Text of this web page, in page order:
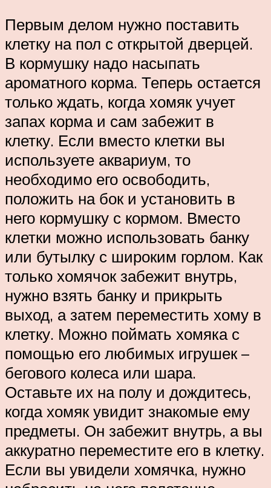
Первым делом нужно поставить
клетку на пол с открытой дверцей.
В кормушку надо насыпать
ароматного корма. Теперь остается
только ждать, когда хомяк учует
запах корма и сам забежит в
клетку. Если вместо клетки вы
используете аквариум, то
необходимо его освободить,
положить на бок и установить в
него кормушку с кормом. Вместо
клетки можно использовать банку
или бутылку с широким горлом. Как
только хомячок забежит внутрь,
нужно взять банку и прикрыть
выход, а затем переместить хому в
клетку. Можно поймать хомяка с
помощью его любимых игрушек –
бегового колеса или шара.
Оставьте их на полу и дождитесь,
когда хомяк увидит знакомые ему
предметы. Он забежит внутрь, а вы
аккуратно переместите его в клетку.
Если вы увидели хомячка, нужно